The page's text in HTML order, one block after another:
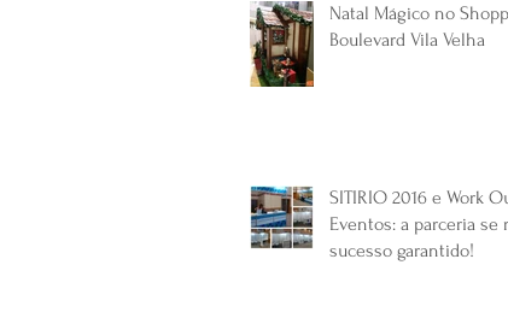
Natal Mágico no
Boulevard Vila Velha
SITIRIO 2016 e Work
Eventos: a parceria se
sucesso garantido!